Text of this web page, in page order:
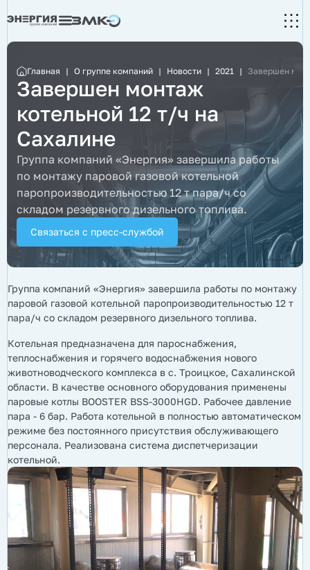
Главная | О группе компаний | Новости | 2021 | Завершен
Завершен монтаж
котельной 12 т/ч на
Сахалине
Группа компаний «Энергия» завершила работы
по монтажу паровой газовой котельной
паропроизводительностью 12 т пара/ч со
складом резервного дизельного топлива.
Связаться с пресс-службой
Группа компаний «Энергия» завершила работы по монтажу
паровой газовой котельной паропроизводительностью 12 т
пара/ч со складом резервного дизельного топлива.
Котельная предназначена для пароснабжения,
теплоснабжения и горячего водоснабжения нового
животноводческого комплекса в с. Троицкое, Сахалинской
области. В качестве основного оборудования применены
паровые котлы BOOSTER BSS-3000HGD. Рабочее давление
пара - 6 бар. Работа котельной в полностью автоматическом
режиме без постоянного присутствия обслуживающего
персонала. Реализована система диспетчеризации
котельной.